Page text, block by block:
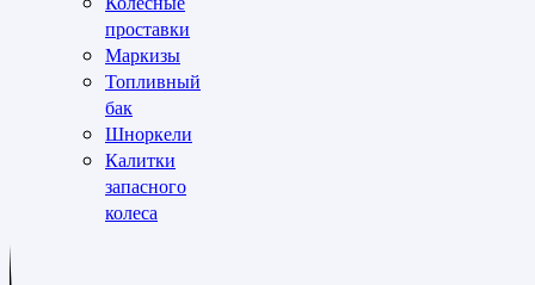
проставки
Маркизы
Топливный
бак
Шноркели
Калитки
запасного
колеса